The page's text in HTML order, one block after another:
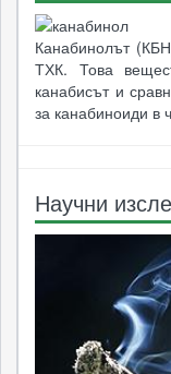
Канабинолът
ТХК. Това
канабисът и
за канабиноиди в
Научни